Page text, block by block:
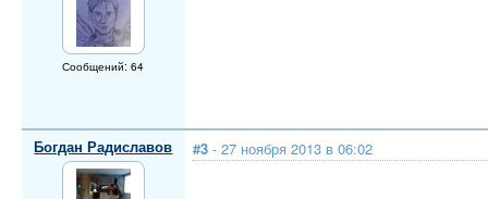
Сообщений: 64
Богдан Радиславов #3 - 27 ноября 2013 в 06:02